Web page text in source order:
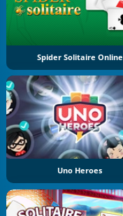
Spider Solitaire Online
Uno Heroes